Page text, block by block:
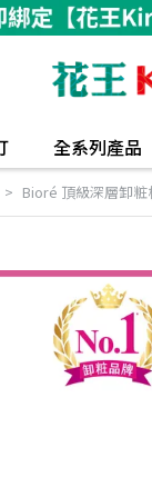
全系列產品
Bioré 頂級深層卸